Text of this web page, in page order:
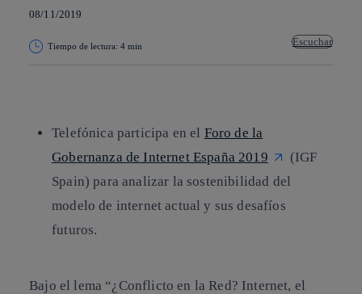
08/11/2019
Tiempo de lectura: 4 min Escuchar
Telefónica participa en el Foro de la
Gobernanza de Internet España 2019
(IGF
Spain) para analizar la sostenibilidad del
modelo de internet actual y sus desafíos
futuros.
Bajo el lema “¿Conflicto en la Red? Internet, el